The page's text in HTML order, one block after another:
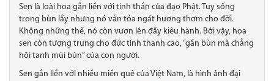
Sen là loài hoa gắn liền với tinh thần của đạo Phật. Tuy sống
trong bùn lầy nhưng nó vẫn tỏa ngát hương thơm cho đời.
Không những thế, nó còn vươn lên đầy kiêu hãnh. Bởi vậy, hoa
sen còn tượng trưng cho đức tính thanh cao, “gần bùn mà chẳng
hôi tanh mùi bùn” của con người.
Sen gắn liền với nhiều miền quê của Việt Nam, là hình ảnh đại